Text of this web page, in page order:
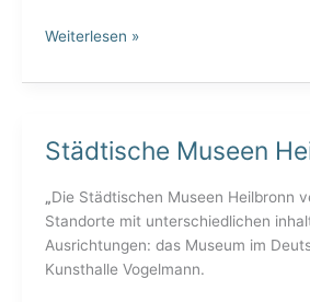
Weiterlesen »
Städtische Museen
„Die Städtischen Museen Heilbronn
Standorte mit unterschiedlichen
Ausrichtungen: das Museum im
Kunsthalle Vogelmann.
Städtische
Heilbronn